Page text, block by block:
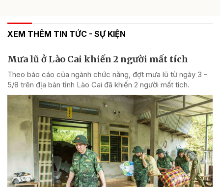
XEM THÊM TIN TỨC - SỰ KIỆN
Mưa lũ ở Lào Cai khiến 2 người mất tích
Theo báo cáo của ngành chức năng, đợt mưa lũ từ ngày 3 -
5/8 trên địa bàn tỉnh Lào Cai đã khiến 2 người mất tích.